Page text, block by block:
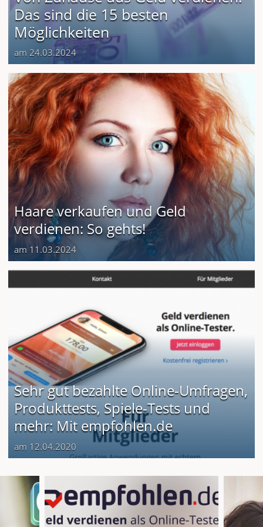
Das sind die 15 besten
Möglichkeiten
am 24.03.2024
Haare verkaufen und Geld
verdienen: So gehts!
am 11.03.2024
Sehr gut bezahlte Online-Umfragen,
Produkttests, Spiele-Tests und
mehr: Mit empfohlen.de
am 12.04.2020